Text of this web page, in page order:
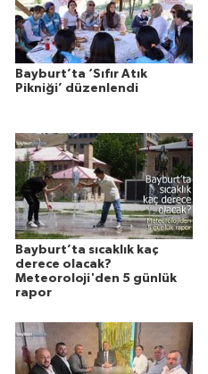
Bayburt’ta ‘Sıfır Atık
Pikniği’ düzenlendi
Bayburt’ta sıcaklık kaç
derece olacak?
Meteoroloji'den 5 günlük
rapor